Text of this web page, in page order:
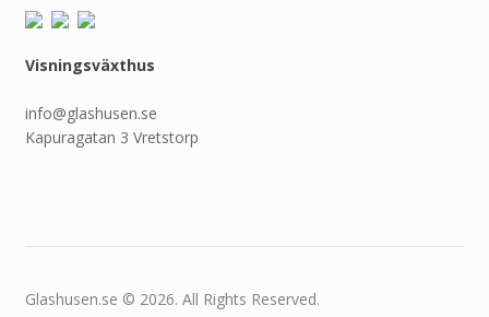
Visningsväxthus
info@glashusen.se
Kapuragatan 3 Vretstorp
Glashusen.se © 2026. All Rights Reserved.